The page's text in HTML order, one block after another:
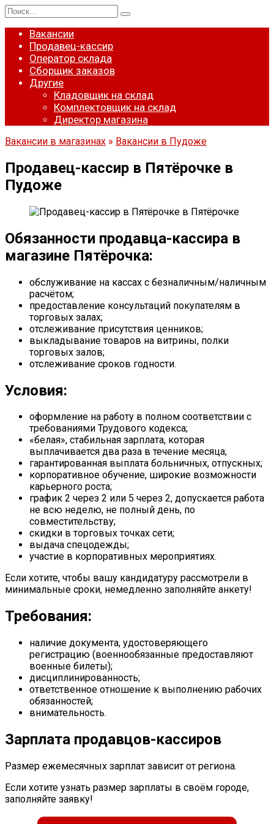
Перейти
к
содержанию
Search
for:
Вакансии
Продавец-кассир
Оператор склада
Сборщик заказов
Другие
Кладовщик на склад
Комплектовщик на склад
Директор магазина
Вакансии в магазинах » Вакансии в Пудоже
Продавец-кассир в Пятёрочке в
Пудоже
Обязанности продавца-кассира в
магазине Пятёрочка:
обслуживание на кассах с безналичным/наличным
расчётом;
предоставление консультаций покупателям в
торговых залах;
отслеживание присутствия ценников;
выкладывание товаров на витрины, полки
торговых залов;
отслеживание сроков годности.
Условия:
оформление на работу в полном соответствии с
требованиями Трудового кодекса;
«белая», стабильная зарплата, которая
выплачивается два раза в течение месяца;
гарантированная выплата больничных, отпускных;
корпоративное обучение, широкие возможности
карьерного роста;
график 2 через 2 или 5 через 2, допускается работа
не всю неделю, не полный день, по
совместительству;
скидки в торговых точках сети;
выдача спецодежды;
участие в корпоративных мероприятиях.
Если хотите, чтобы вашу кандидатуру рассмотрели в
минимальные сроки, немедленно заполняйте анкету!
Требования:
наличие документа, удостоверяющего
регистрацию (военнообязанные предоставляют
военные билеты);
дисциплинированность;
ответственное отношение к выполнению рабочих
обязанностей;
внимательность.
Зарплата продавцов-кассиров
Размер ежемесячных зарплат зависит от региона.
Если хотите узнать размер зарплаты в своём городе,
заполняйте заявку!